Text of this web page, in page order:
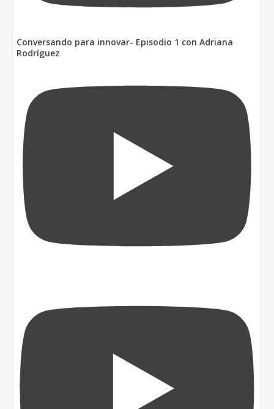
Conversando para innovar- Episodio 1 con Adriana
Rodríguez